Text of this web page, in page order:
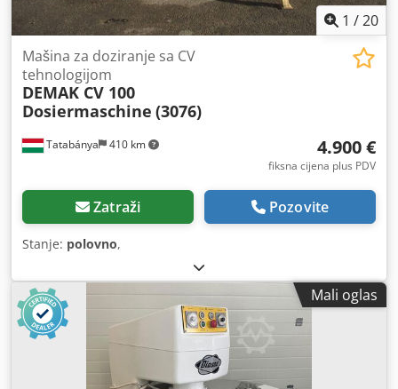
1 /20
Tatabánya 410 km
Mašina za doziranje sa CV
tehnologijom
DEMAK CV 100
Dosiermaschine (3076)
4.900 €
fiksna cijena plus PDV
Zatraži Pozovite
Stanje: polovno,
Mali oglas